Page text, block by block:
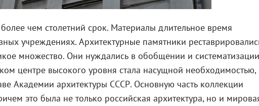
чем столетний срок. Материалы длительное время
учреждениях. Архитектурные памятники
множество. Они нуждались в обобщении и
центре высокого уровня стала насущной необходимостью,
Академии архитектуры СССР. Основную часть коллекции
это была не только российская архитектура, но и